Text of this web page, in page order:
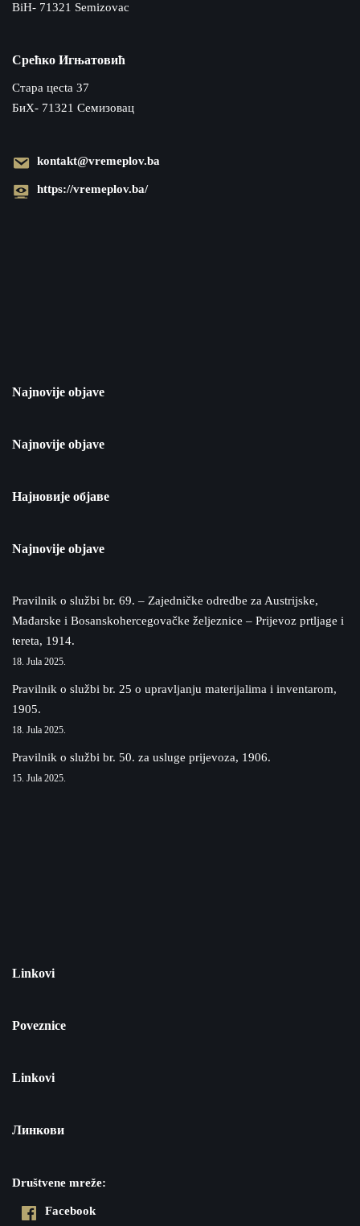
BiH- 71321 Semizovac
Срећко Игњатовић
Cтара цecta 37
БиХ- 71321 Семизовац
kontakt@vremeplov.ba
https://vremeplov.ba/
Najnovije objave
Najnovije objave
Најновије објаве
Najnovije objave
Pravilnik o službi br. 69. – Zajedničke odredbe za Austrijske,
Mađarske i Bosanskohercegovačke željeznice – Prijevoz prtljage i
tereta, 1914.
18. Jula 2025.
Pravilnik o službi br. 25 o upravljanju materijalima i inventarom,
1905.
18. Jula 2025.
Pravilnik o službi br. 50. za usluge prijevoza, 1906.
15. Jula 2025.
Linkovi
Poveznice
Linkovi
Линкови
Društvene mreže:
Facebook